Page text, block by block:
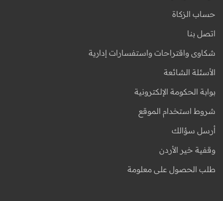
حساب الزكاة
اتصل بنا
شكاوى واقتراحات واستفسارات إدارية
الأسئلة الشائعة
بوابة الحكومة الإلكترونية
شروط استخدام الموقع
أرسل سؤالك
وقفية خير الأردن
طلب الحصول على معلومة